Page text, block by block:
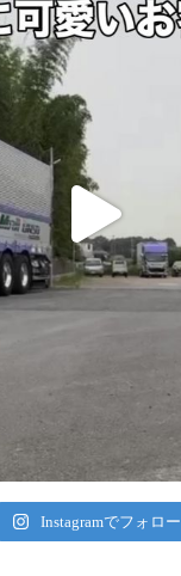
Instagramでフォロー